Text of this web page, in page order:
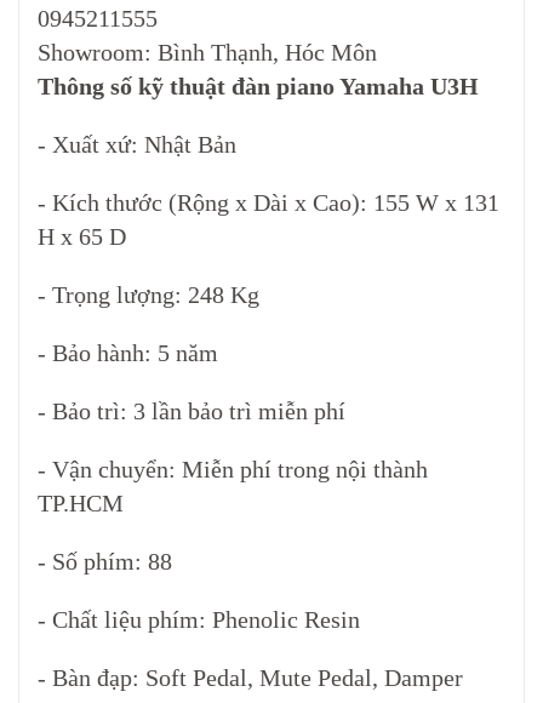
0945211555
Showroom: Bình Thạnh, Hóc Môn
Thông số kỹ thuật đàn piano Yamaha U3H
- Xuất xứ: Nhật Bản
- Kích thước (Rộng x Dài x Cao): 155 W x 131
H x 65 D
- Trọng lượng: 248 Kg
- Bảo hành: 5 năm
- Bảo trì: 3 lần bảo trì miễn phí
- Vận chuyển: Miễn phí trong nội thành
TP.HCM
- Số phím: 88
- Chất liệu phím: Phenolic Resin
- Bàn đạp: Soft Pedal, Mute Pedal, Damper